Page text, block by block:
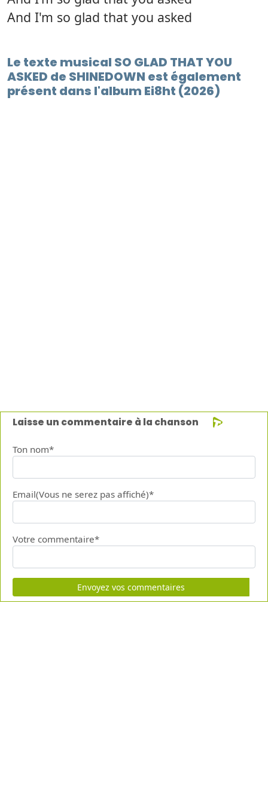
And I'm so glad that you asked
Le texte musical SO GLAD THAT YOU
ASKED de SHINEDOWN est également
présent dans l'album Ei8ht (2026)
Laisse un commentaire à la chanson
Ton nom*
Email(Vous ne serez pas affiché)*
Votre commentaire*
Envoyez vos commentaires